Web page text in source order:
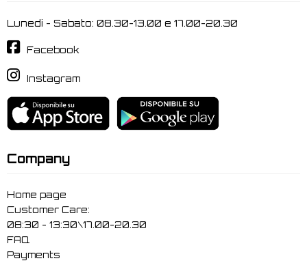
Lunedi - Sabato: 08.30-13.00 e 17.00-20.30
Facebook
Instagram
Company
Home page
Customer Care:
08:30 - 13:30\17.00-20.30
FAQ
Payments